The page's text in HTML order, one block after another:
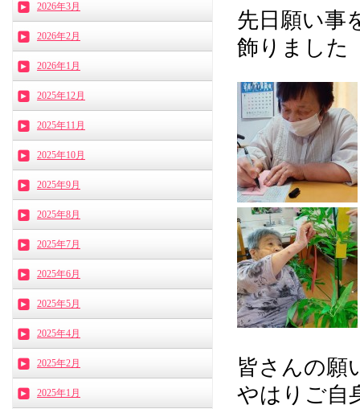
先日願い事
飾りました
皆さんの願
やはりご自
2026年3月
2026年2月
2026年1月
2025年12月
2025年11月
2025年10月
2025年9月
2025年8月
2025年7月
2025年6月
2025年5月
2025年4月
2025年2月
2025年1月